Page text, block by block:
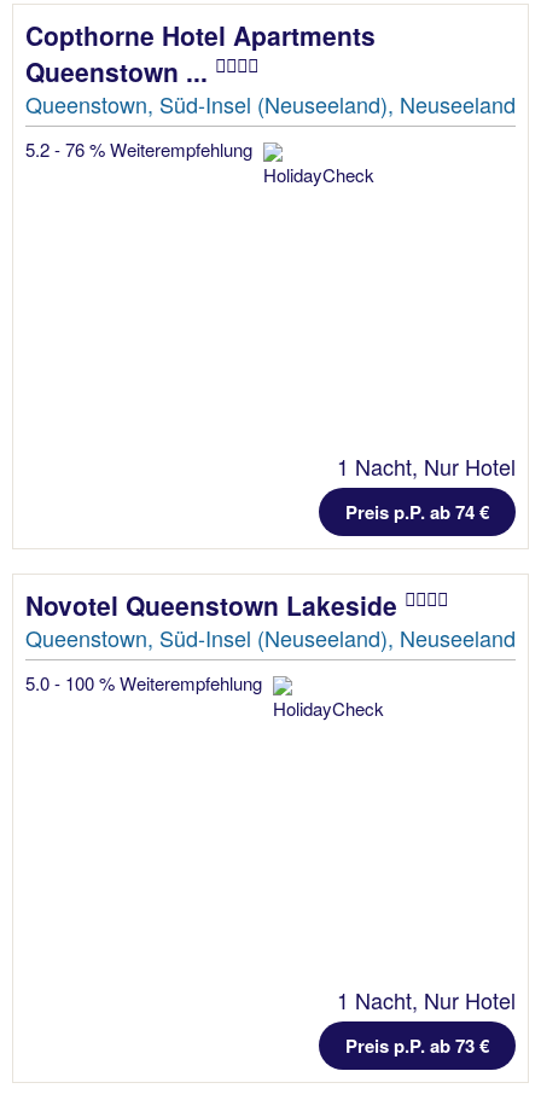
Copthorne Hotel Apartments
Queenstown ...
Queenstown, Süd-Insel (Neuseeland), Neuseeland
5.2 - 76 % Weiterempfehlung
1 Nacht, Nur Hotel
Preis p.P. ab 74 €
Novotel Queenstown Lakeside
Queenstown, Süd-Insel (Neuseeland), Neuseeland
5.0 - 100 % Weiterempfehlung
1 Nacht, Nur Hotel
Preis p.P. ab 73 €